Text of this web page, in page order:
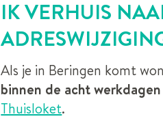
IK VERHUIS
Als je in Beringen komt
binnen de acht
Thuisloket.